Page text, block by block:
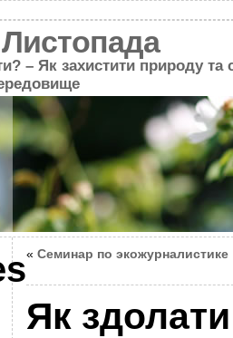
– Як захистити природу та
« Семинар по экожурналистике
Як